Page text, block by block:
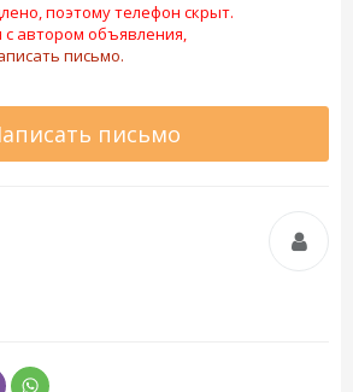
поэтому телефон скрыт.
с автором объявления,
письмо.
письмо